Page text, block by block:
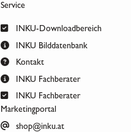
Service
INKU-Downloadbereich
INKU Bilddatenbank
Kontakt
INKU Fachberater
INKU Fachberater
Marketingportal
shop@inku.at